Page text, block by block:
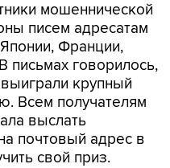
мошеннической
писем адресатам
Франции,
письмах говорилось,
крупный
Всем получателям
выслать
почтовый адрес в
свой приз.